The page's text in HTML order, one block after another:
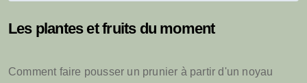
Les plantes et fruits du moment
Comment faire pousser un prunier à partir d'un noyau